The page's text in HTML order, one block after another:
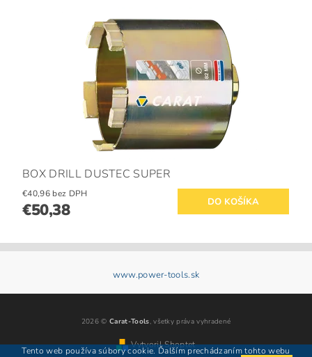
BOX DRILL DUSTEC SUPER
€40,96 bez DPH
€50,38
www.power-tools.sk
2026 ©Carat-Tools, všetky práva vyhradené
Vytvoril Shoptet
Tento web používa súbory cookie. Ďalším prechádzaním tohto webu